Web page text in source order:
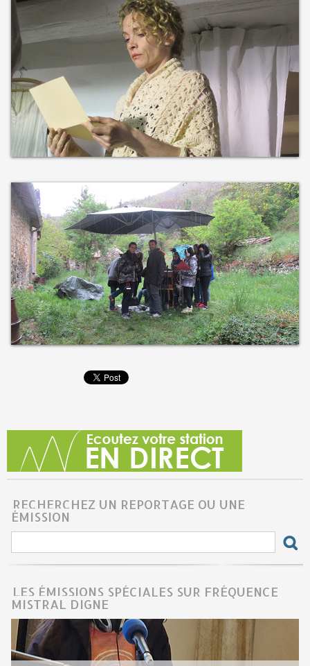
RECHERCHEZ UN REPORTAGE OU UNE
ÉMISSION
LES ÉMISSIONS SPÉCIALES SUR FRÉQUENCE
MISTRAL DIGNE